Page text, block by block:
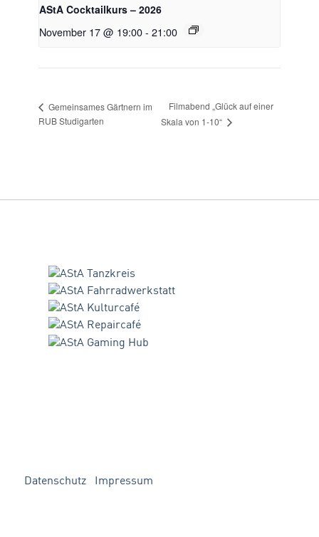
AStA Cocktailkurs – 2026
November 17 @ 19:00- 21:00
Gemeinsames Gärtnern im
RUB Studigarten
Filmabend „Glück auf einer
Skala von 1-10“
Datenschutz Impressum